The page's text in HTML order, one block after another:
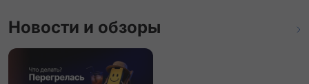
Новости и обзоры